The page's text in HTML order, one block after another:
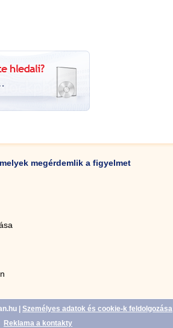
megérdemlik a figyelmet
Személyes adatok és cookie-k feldolgozása
Reklama a kontakty